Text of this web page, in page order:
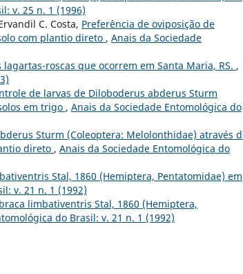
v. 25 n. 1 (1996)
C. Costa, Preferência de oviposição de
com plantio direto , Anais da Sociedade
roscas que ocorrem em Santa Maria, RS. ,
de larvas de Diloboderus abderus Sturm
em trigo , Anais da Sociedade Entomológica do
Sturm (Coleoptera: Melolonthidae) através
direto , Anais da Sociedade Entomológica do
Stal, 1860 (Hemiptera, Pentatomidae) em
v. 21 n. 1 (1992)
limbativentris Stal, 1860 (Hemiptera,
do Brasil: v. 21 n. 1 (1992)